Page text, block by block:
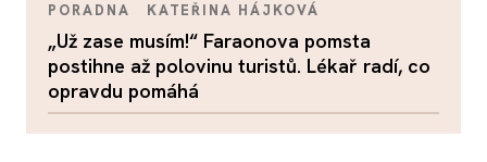
PORADNA KATEŘINA HÁJKOVÁ
„Už zase musím!“ Faraonova pomsta
postihne až polovinu turistů. Lékař radí, co
opravdu pomáhá